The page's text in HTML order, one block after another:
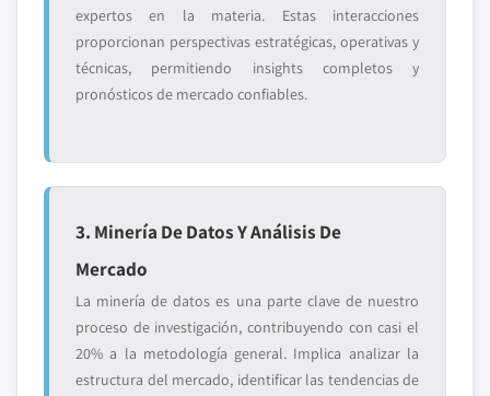
expertos en la materia. Estas interacciones
proporcionan perspectivas estratégicas, operativas y
técnicas, permitiendo insights completos y
pronósticos de mercado confiables.
3. Minería De Datos Y Análisis De
Mercado
La minería de datos es una parte clave de nuestro
proceso de investigación, contribuyendo con casi el
20% a la metodología general. Implica analizar la
estructura del mercado, identificar las tendencias de